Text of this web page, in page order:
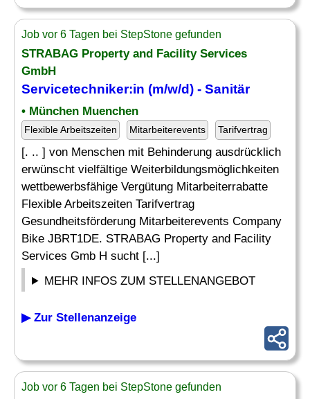
Job vor 6 Tagen bei StepStone gefunden
STRABAG Property and Facility Services
GmbH
Servicetechniker:in (m/w/d) - Sanitär
• München Muenchen
Flexible Arbeitszeiten Mitarbeiterevents Tarifvertrag
[. .. ] von Menschen mit Behinderung ausdrücklich
erwünscht vielfältige Weiterbildungsmöglichkeiten
wettbewerbsfähige Vergütung Mitarbeiterrabatte
Flexible Arbeitszeiten Tarifvertrag
Gesundheitsförderung Mitarbeiterevents Company
Bike JBRT1DE. STRABAG Property and Facility
Services Gmb H sucht [...]
MEHR INFOS ZUM STELLENANGEBOT
▶ Zur Stellenanzeige
Job vor 6 Tagen bei StepStone gefunden